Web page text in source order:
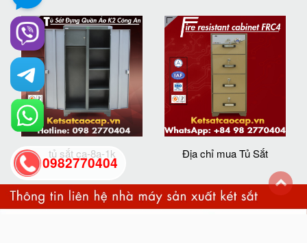
tủ sắt ca-8a-1k Địa chỉ mua Tủ Sắt
0982770404
back